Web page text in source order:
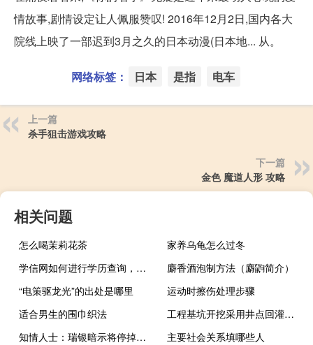
情故事,剧情设定让人佩服赞叹! 2016年12月2日,国内各大
院线上映了一部迟到3月之久的日本动漫(日本地... 从。
网络标签： 日本 是指 电车
上一篇
杀手狙击游戏攻略
下一篇
金色 魔道人形 攻略
相关问题
怎么喝茉莉花茶
家养乌龟怎么过冬
学信网如何进行学历查询，学历证书如何查询呢
麝香酒泡制方法（麝鼩简介）
“电策驱龙光”的出处是哪里
运动时擦伤处理步骤
适合男生的围巾织法
工程基坑开挖采用井点回灌技术的主要目的是()。
知情人士：瑞银暗示将停掉瑞信大部分投行业务
主要社会关系填哪些人